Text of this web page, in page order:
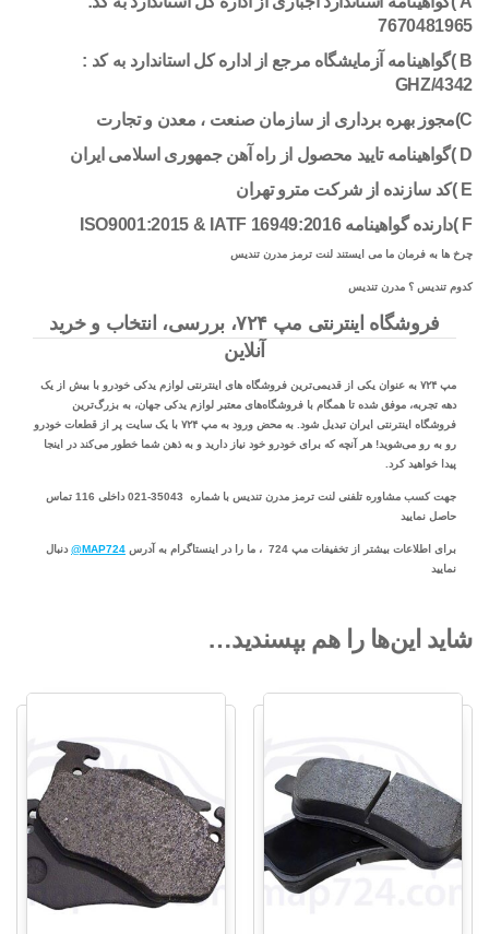
7670481965
B )گواهینامه آزمایشگاه مرجع از اداره کل استاندارد به کد :
GHZ/4342
C)مجوز بهره برداری از سازمان صنعت ، معدن و تجارت
D )گواهینامه تایید محصول از راه آهن جمهوری اسلامی ایران
E )کد سازنده از شرکت مترو تهران
F )دارنده گواهینامه ISO9001:2015 & IATF 16949:2016
چرخ ها به فرمان ما می ایستند لنت ترمز مدرن تندیس
کدوم تندیس ؟ مدرن تندیس
فروشگاه اینترنتی مپ ۷۲۴، بررسی، انتخاب و خرید
آنلاین
مپ ۷۲۴ به عنوان یکی از قدیمی‌ترین فروشگاه های اینترنتی لوازم یدکی خودرو با بیش از یک
دهه تجربه، موفق شده تا همگام با فروشگاه‌های معتبر لوازم یدکی جهان، به بزرگ‌ترین
فروشگاه اینترنتی ایران تبدیل شود. به محض ورود به مپ ۷۲۴ با یک سایت پر از قطعات خودرو
رو به رو می‌شوید! هر آنچه که برای خودرو خود نیاز دارید و به ذهن شما خطور می‌کند در اینجا
پیدا خواهید کرد.
جهت کسب مشاوره تلفنی لنت ترمز مدرن تندیس با شماره 35043-021 داخلی 116 تماس
حاصل نمایید
برای اطلاعات بیشتر از تخفیفات مپ 724 ، ما را در اینستاگرام به آدرس MAP724@
دنبال
نمایید
شاید این‌ها را هم بپسندید…